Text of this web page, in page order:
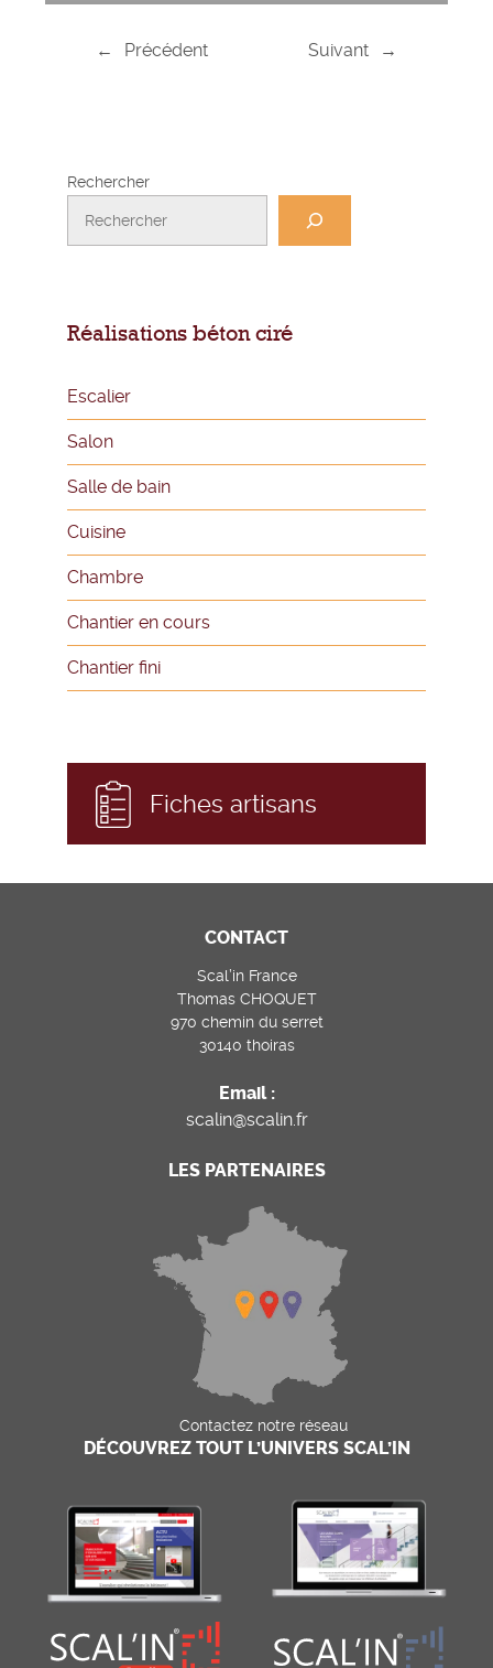
← Précédent Suivant →
Rechercher
Réalisations béton ciré
Escalier
Salon
Salle de bain
Cuisine
Chambre
Chantier en cours
Chantier fini
Fiches artisans
CONTACT
Scal’in France
Thomas CHOQUET
970 chemin du serret
30140 thoiras
Email :
scalin@scalin.fr
LES PARTENAIRES
Contactez notre réseau
DÉCOUVREZ TOUT L’UNIVERS SCAL’IN